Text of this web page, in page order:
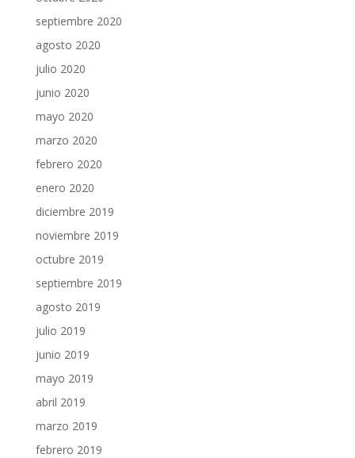
septiembre 2020
agosto 2020
julio 2020
junio 2020
mayo 2020
marzo 2020
febrero 2020
enero 2020
diciembre 2019
noviembre 2019
octubre 2019
septiembre 2019
agosto 2019
julio 2019
junio 2019
mayo 2019
abril 2019
marzo 2019
febrero 2019